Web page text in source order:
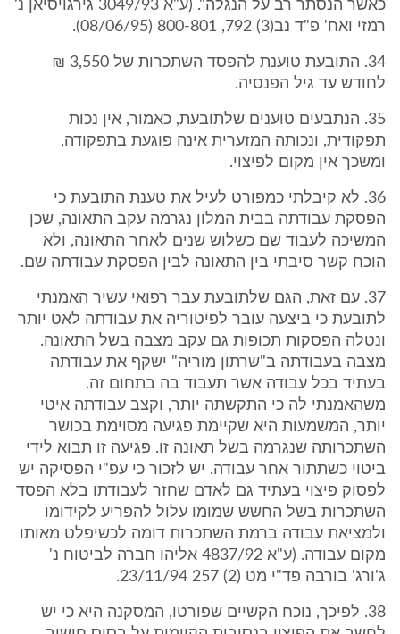
כאשר הנסתר רב על הנגלה". (ע"א 3049/93 גירגויסיאן נ'
רמזי ואח' פ"ד נב(3) 792, 800-801 (08/06/95).
34. התובעת טוענת להפסד השתכרות של 3,550 ₪
לחודש עד גיל הפנסיה.
35. הנתבעים טוענים שלתובעת, כאמור, אין נכות
תפקודית, ונכותה המזערית אינה פוגעת בתפקודה,
ומשכך אין מקום לפיצוי.
36. לא קיבלתי כמפורט לעיל את טענת התובעת כי
הפסקת עבודתה בבית המלון נגרמה עקב התאונה, שכן
המשיכה לעבוד שם כשלוש שנים לאחר התאונה, ולא
הוכח קשר סיבתי בין התאונה לבין הפסקת עבודתה שם.
37. עם זאת, הגם שלתובעת עבר רפואי עשיר האמנתי
לתובעת כי ביצעה עובר לפיטוריה את עבודתה לאט יותר
ונטלה הפסקות תכופות גם עקב מצבה בשל התאונה.
מצבה בעבודתה ב"שרתון מוריה" ישקף את עבודתה
בעתיד בכל עבודה אשר תעבוד בה בתחום זה.
משהאמנתי לה כי התקשתה יותר, וקצב עבודתה איטי
יותר, המשמעות היא שקיימת פגיעה מסוימת בכושר
השתכרותה שנגרמה בשל תאונה זו. פגיעה זו תבוא לידי
ביטוי כשתתור אחר עבודה. יש לזכור כי עפ"י הפסיקה יש
לפסוק פיצוי בעתיד גם לאדם שחזר לעבודתו בלא הפסד
השתכרות בשל החשש שמומו עלול להפריע לקידומו
ולמציאת עבודה ברמת השתכרות דומה לכשיפלט מאותו
מקום עבודה. (ע"א 4837/92 אליהו חברה לביטוח נ'
ג'ורג' בורבה פד"י מט (2) 257 23/11/94.
38. לפיכך, נוכח הקשיים שפורטו, המסקנה היא כי יש